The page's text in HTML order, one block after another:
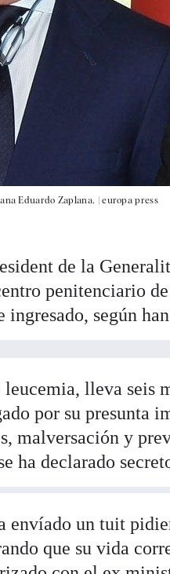
Eduardo Zaplana. |europa press
de la
penitenciario
ingresado, según
lleva seis
por su presunta
malversación y
ha declarado
envíado un tuit
que su vida